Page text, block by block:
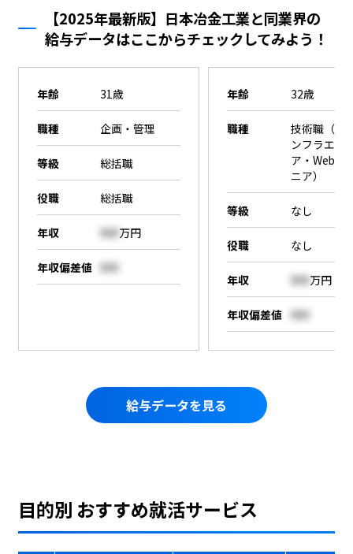
【2025年最新版】日本冶金工業と同業界の
給与データはここからチェックしてみよう！
年齢 31歳
職種 企画・管理
等級 総括職
役職 総括職
年収 000万円
年収偏差値 000
年齢 32歳
職種
技術職（SE
ンフラエン
ア・Webエ
ニア）
等級 なし
役職 なし
年収 000万円
年収偏差値 000
給与データを見る
目的別 おすすめ就活サービス